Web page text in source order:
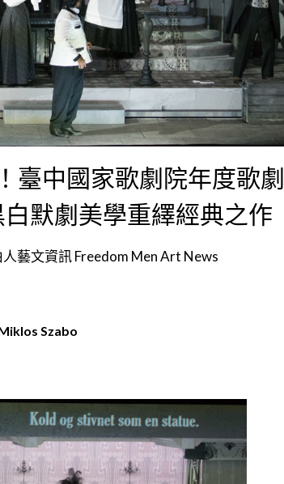
臺中國家歌劇院年度歌劇
白默劇美學重繹經典之作
人藝文資訊 Freedom Men Art News
Szabo